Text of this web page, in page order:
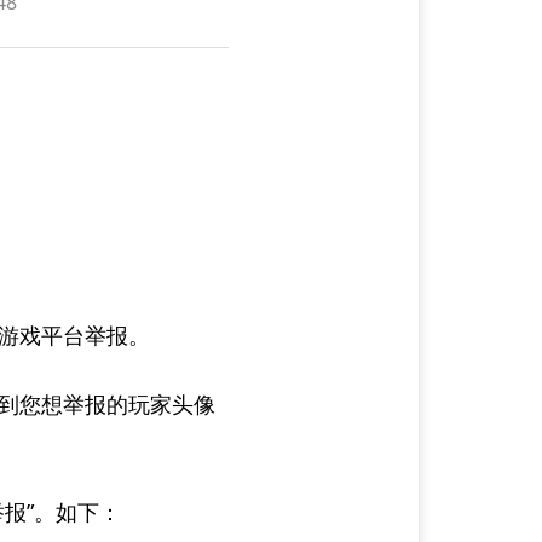
平台举报。
您想举报的玩家头像
”。如下：